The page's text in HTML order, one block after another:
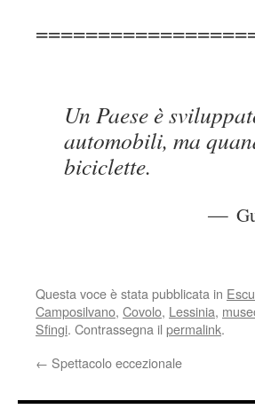
Un Paese è
automobili, ma
biciclette.
—
Questa voce è stata pubblicata in
Camposilvano, Covolo, Lessinia,
Sfingi. Contrassegna il permalink.
← Spettacolo eccezionale